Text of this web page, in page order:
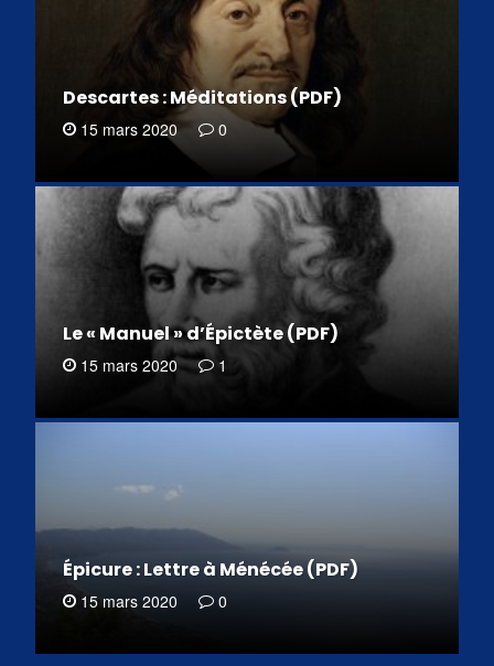
Descartes : Méditations (PDF)
15 mars 2020 0
Le « Manuel » d’Épictète (PDF)
15 mars 2020 1
Épicure : Lettre à Ménécée (PDF)
15 mars 2020 0